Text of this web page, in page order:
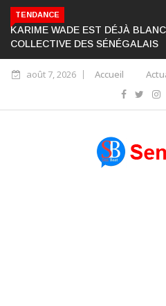
TENDANCE
KARIME WADE EST DÉJÀ
COLLECTIVE DES SÉNÉGALAIS
août 7, 2026 Accueil